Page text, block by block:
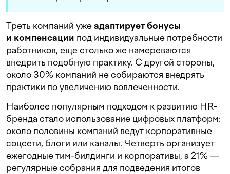
Треть компаний ужеадаптирует бонусы
и компенсации под индивидуальные потребности
работников, еще столько же намереваются
внедрить подобную практику. С другой стороны,
около 30% компаний не собираются внедрять
практики по увеличению вовлеченности.
Наиболее популярным подходом к развитию HR-
бренда стало использование цифровых платформ:
около половины компаний ведут корпоративные
соцсети, блоги или каналы. Четверть организует
ежегодные тим-билдинги и корпоративы, а 21% —
регулярные собрания для подведения итогов